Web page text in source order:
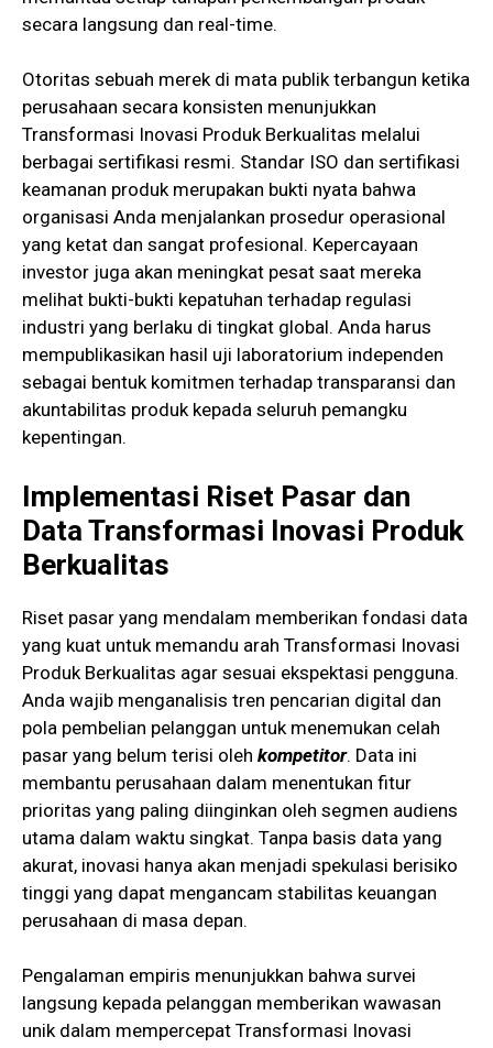
secara langsung dan real-time.
Otoritas sebuah merek di mata publik terbangun ketika
perusahaan secara konsisten menunjukkan
Transformasi Inovasi Produk Berkualitas melalui
berbagai sertifikasi resmi. Standar ISO dan sertifikasi
keamanan produk merupakan bukti nyata bahwa
organisasi Anda menjalankan prosedur operasional
yang ketat dan sangat profesional. Kepercayaan
investor juga akan meningkat pesat saat mereka
melihat bukti-bukti kepatuhan terhadap regulasi
industri yang berlaku di tingkat global. Anda harus
mempublikasikan hasil uji laboratorium independen
sebagai bentuk komitmen terhadap transparansi dan
akuntabilitas produk kepada seluruh pemangku
kepentingan.
Implementasi Riset Pasar dan
Data Transformasi Inovasi Produk
Berkualitas
Riset pasar yang mendalam memberikan fondasi data
yang kuat untuk memandu arah Transformasi Inovasi
Produk Berkualitas agar sesuai ekspektasi pengguna.
Anda wajib menganalisis tren pencarian digital dan
pola pembelian pelanggan untuk menemukan celah
pasar yang belum terisi oleh kompetitor. Data ini
membantu perusahaan dalam menentukan fitur
prioritas yang paling diinginkan oleh segmen audiens
utama dalam waktu singkat. Tanpa basis data yang
akurat, inovasi hanya akan menjadi spekulasi berisiko
tinggi yang dapat mengancam stabilitas keuangan
perusahaan di masa depan.
Pengalaman empiris menunjukkan bahwa survei
langsung kepada pelanggan memberikan wawasan
unik dalam mempercepat Transformasi Inovasi